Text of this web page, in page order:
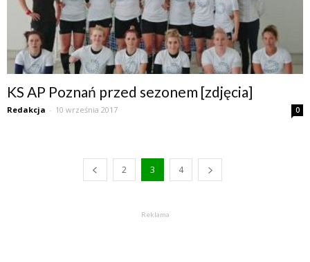
KS AP Poznań przed sezonem [zdjęcia]
Redakcja - 10 września 2017 0
2 3 4
Reklama